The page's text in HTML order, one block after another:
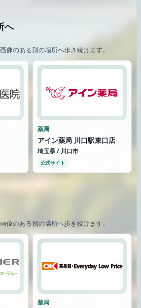
へ
像のある別の場所へ歩き続けます。
薬局
アイン薬局 川口駅東口店
埼玉県 / 川口市
公式サイト
像のある別の場所へ歩き続けます。
薬局